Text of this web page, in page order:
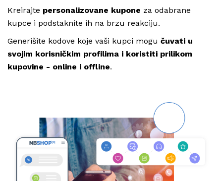
Kreirajte personalizovane kupone za odabrane
kupce i podstaknite ih na brzu reakciju.
Generišite kodove koje vaši kupci mogu čuvati u
svojim korisničkim profilima i koristiti prilikom
kupovine - online i offline.